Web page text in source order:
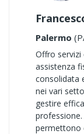
Palermo
Offro servizi
assistenza
consolidata
nei vari
gestire
permettono